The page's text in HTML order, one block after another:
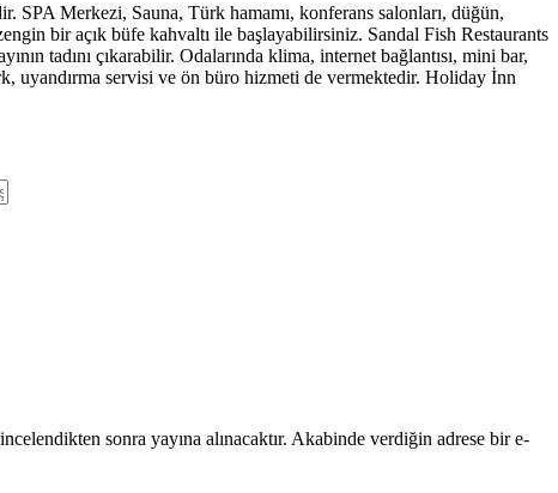
Merkezi, Sauna, Türk hamamı, konferans salonları, düğün,
bir açık büfe kahvaltı ile başlayabilirsiniz. Sandal Fish Restaurants
tadını çıkarabilir. Odalarında klima, internet bağlantısı, mini bar,
uyandırma servisi ve ön büro hizmeti de vermektedir. Holiday İnn
sonra yayına alınacaktır. Akabinde verdiğin adrese bir e-